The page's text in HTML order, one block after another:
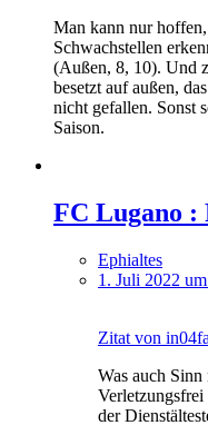
Man kann nur
Schwachstellen
(Außen, 8, 10). Und
besetzt auf außen,
nicht gefallen. Sonst
Saison.
FC Lugano :
Ephialtes
1. Juli 2022
Zitat von
Was auch
der